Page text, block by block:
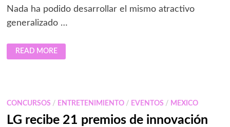
Nada ha podido desarrollar el mismo atractivo
generalizado …
EL
CAMBIANTE
PAISAJE
READ MORE
CONCURSOS / ENTRETENIMIENTO/ EVENTOS / MEXICO
LG recibe 21 premios de innovación